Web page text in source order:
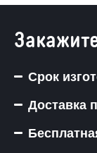
Срок
Доставка